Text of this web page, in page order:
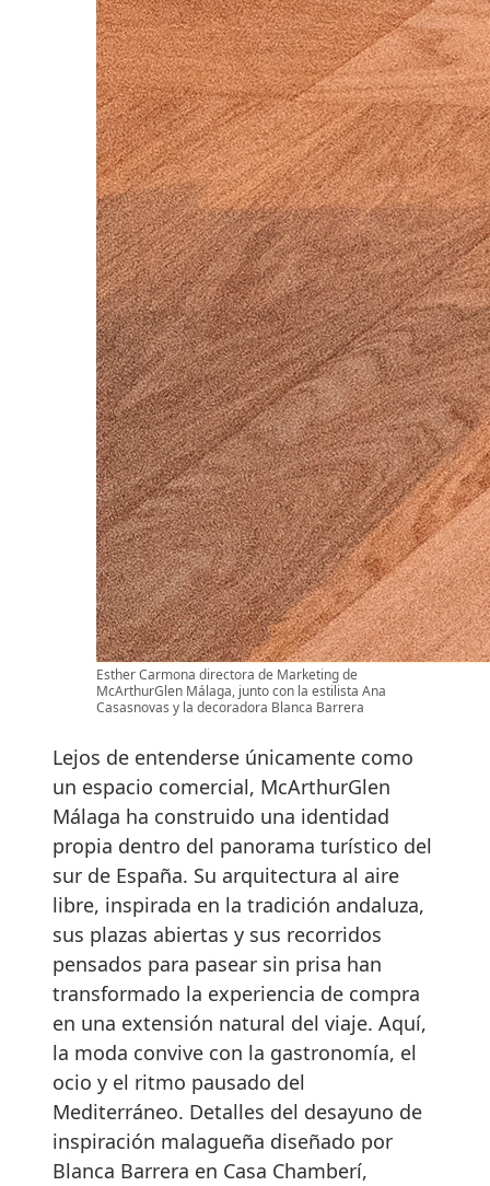
Esther Carmona directora de Marketing de
McArthurGlen Málaga, junto con la estilista Ana
Casasnovas y la decoradora Blanca Barrera
Lejos de entenderse únicamente como
un espacio comercial, McArthurGlen
Málaga ha construido una identidad
propia dentro del panorama turístico del
sur de España. Su arquitectura al aire
libre, inspirada en la tradición andaluza,
sus plazas abiertas y sus recorridos
pensados para pasear sin prisa han
transformado la experiencia de compra
en una extensión natural del viaje. Aquí,
la moda convive con la gastronomía, el
ocio y el ritmo pausado del
Mediterráneo. Detalles del desayuno de
inspiración malagueña diseñado por
Blanca Barrera en Casa Chamberí,